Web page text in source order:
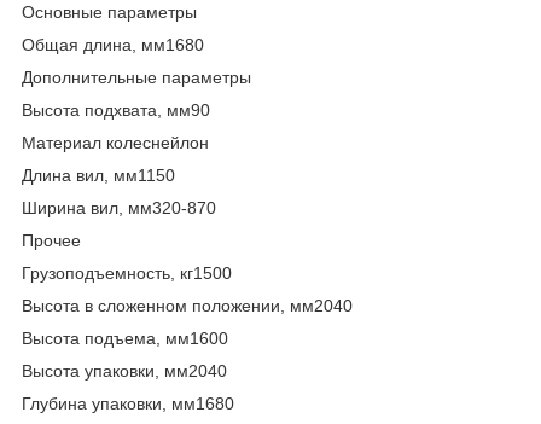
Основные параметры
Общая длина, мм1680
Дополнительные параметры
Высота подхвата, мм90
Материал колеснейлон
Длина вил, мм1150
Ширина вил, мм320-870
Прочее
Грузоподъемность, кг1500
Высота в сложенном положении, мм2040
Высота подъема, мм1600
Высота упаковки, мм2040
Глубина упаковки, мм1680